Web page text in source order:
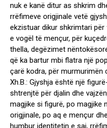
nuk e kanë ditur as shkrim
rrëfimeve origjinale vetë
ekzistuar dikur shkrimtari për
e vogël të mençur, për
thella, degëzimet
që ka bartur mbi flatra një
çarë kodra, për murmurimën
Xh.B.: Gjyshja është një
shtrenjtë për djalin dhe
magjike si figurë, po magjike
origjinale, po aq e mençur
humbur identitetin e saj,